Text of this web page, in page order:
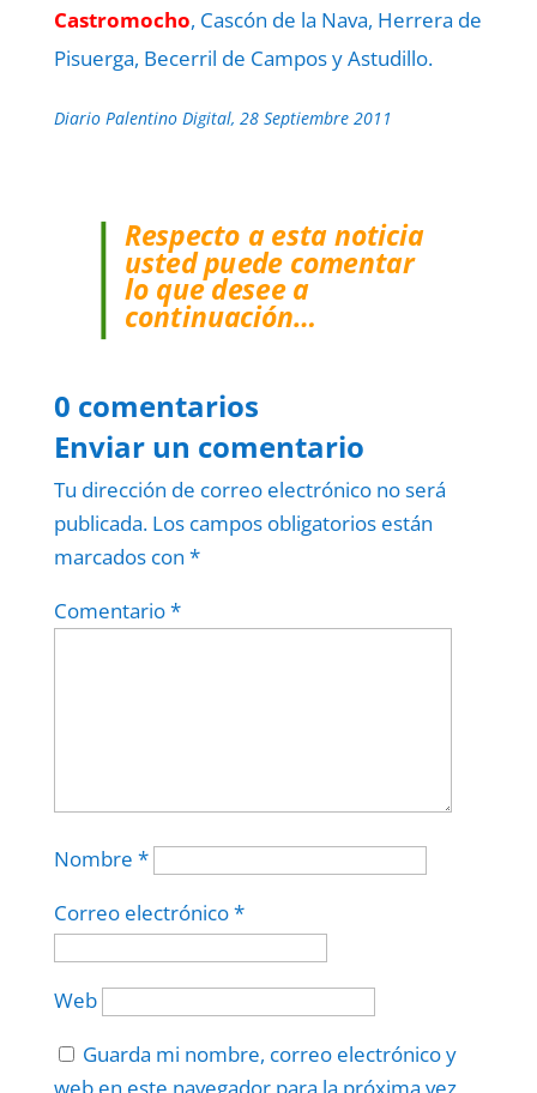
Castromocho, Cascón de la Nava, Herrera de
Pisuerga, Becerril de Campos y Astudillo.
Diario Palentino Digital, 28 Septiembre 2011
Respecto a esta noticia
usted puede comentar
lo que desee a
continuación…
0 comentarios
Enviar un comentario
Tu dirección de correo electrónico no será
publicada. Los campos obligatorios están
marcados con *
Comentario*
Nombre *
Correo electrónico*
Web
Guarda mi nombre, correo electrónico y